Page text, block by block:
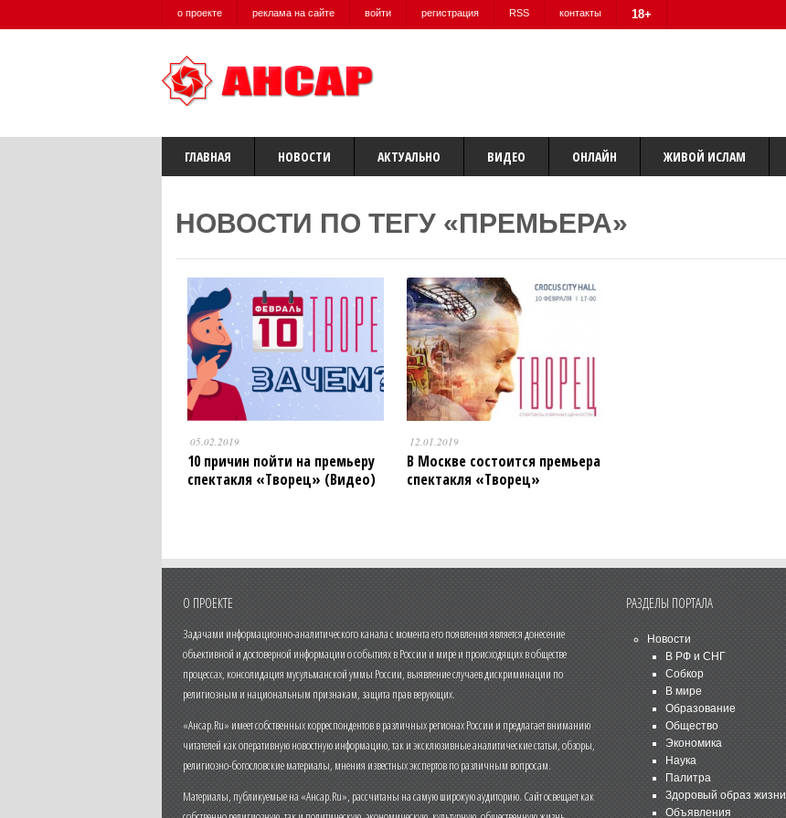
о проекте реклама на сайте войти регистрация RSS контакты 18+
ГЛАВНАЯ НОВОСТИ АКТУАЛЬНО ВИДЕО ОНЛАЙН ЖИВОЙ ИСЛАМ
НОВОСТИ ПО ТЕГУ «ПРЕМЬЕРА»
05.02.2019
10 причин пойти на премьеру
спектакля «Творец» (Видео)
12.01.2019
В Москве состоится премьера
спектакля «Творец»
О ПРОЕКТЕ
Задачами информационно-аналитического канала с момента его появления является донесение
объективной и достоверной информации о событиях в России и мире и происходящих в обществе
процессах, консолидация мусульманской уммы России, выявление случаев дискриминации по
религиозным и национальным признакам, защита прав верующих.
«Ансар.Ru» имеет собственных корреспондентов в различных регионах России и предлагает вниманию
читателей как оперативную новостную информацию, так и эксклюзивные аналитические статьи, обзоры,
религиозно-богословские материалы, мнения известных экспертов по различным вопросам.
Материалы, публикуемые на «Ансар.Ru», рассчитаны на самую широкую аудиторию. Сайт освещает как
РАЗДЕЛЫ ПОРТАЛА
Новости
В РФ и СНГ
Собкор
В мире
Образование
Общество
Экономика
Наука
Палитра
Здоровый образ жизни
Объявления